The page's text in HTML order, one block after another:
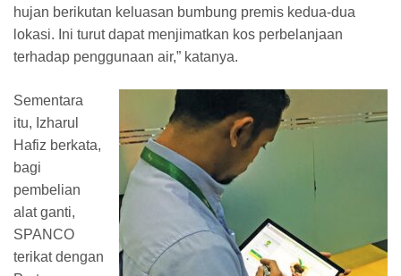
hujan berikutan keluasan bumbung premis kedua-dua
lokasi. Ini turut dapat menjimatkan kos perbelanjaan
terhadap penggunaan air,” katanya.
Sementara
itu, Izharul
Hafiz berkata,
bagi
pembelian
alat ganti,
SPANCO
terikat dengan